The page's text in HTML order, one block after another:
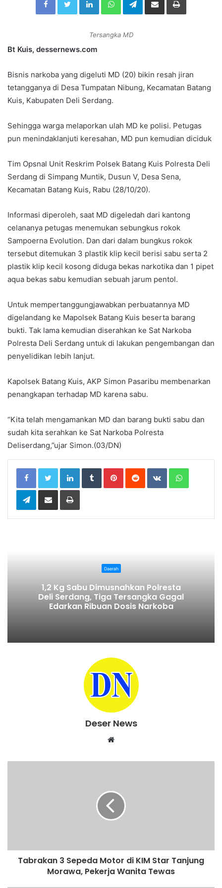
a
l
Tersangka MD
Bt Kuis, dessernews.com
Bisnis narkoba yang digeluti MD (20) bikin resah jiran
tetangganya di Desa Tumpatan Nibung, Kecamatan Batang
Kuis, Kabupaten Deli Serdang.
Sehingga warga melaporkan ulah MD ke polisi. Petugas
pun menindaklanjuti keresahan, MD pun kemudian diciduk
Tim Opsnal Unit Reskrim Polsek Batang Kuis Polresta Deli
Serdang di Simpang Muntik, Dusun V, Desa Sena,
Kecamatan Batang Kuis, Rabu (28/10/20).
Informasi diperoleh, saat MD digeledah dari kantong
celananya petugas menemukan sebungkus rokok
Sampoerna Evolution. Dan dari dalam bungkus rokok
tersebut ditemukan 3 plastik klip kecil berisi sabu serta 2
plastik klip kecil kosong diduga bekas narkotika dan 1 pipet
aqua bekas sabu kemudian sebuah jarum pentol.
Untuk mempertanggungjawabkan perbuatannya MD
digelandang ke Mapolsek Batang Kuis beserta barang
bukti. Tak lama kemudian diserahkan ke Sat Narkoba
Polresta Deli Serdang untuk di lakukan pengembangan dan
penyelidikan lebih lanjut.
Kapolsek Batang Kuis, AKP Simon Pasaribu membenarkan
penangkapan terhadap MD karena sabu.
“Kita telah mengamankan MD dan barang bukti sabu dan
sudah kita serahkan ke Sat Narkoba Polresta
Deliserdang,”ujar Simon.(03/DN)
LinkedIn Tumblr Pinterest Reddit VKontakte
Telegram Print
Daerah
1,2 Kg Sabu Dimusnahkan Polresta
Deli Serdang, Tiga Tersangka Gagal
Edarkan Ribuan Dosis Narkoba
Deser News
b
t
Tabrakan 3 Sepeda Motor di KIM Star Tanjung
Morawa, Pekerja Wanita Tewas